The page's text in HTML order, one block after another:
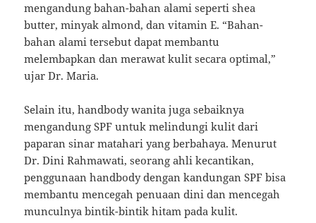
mengandung bahan-bahan alami seperti shea
butter, minyak almond, dan vitamin E. “Bahan-
bahan alami tersebut dapat membantu
melembapkan dan merawat kulit secara optimal,”
ujar Dr. Maria.
Selain itu, handbody wanita juga sebaiknya
mengandung SPF untuk melindungi kulit dari
paparan sinar matahari yang berbahaya. Menurut
Dr. Dini Rahmawati, seorang ahli kecantikan,
penggunaan handbody dengan kandungan SPF bisa
membantu mencegah penuaan dini dan mencegah
munculnya bintik-bintik hitam pada kulit.